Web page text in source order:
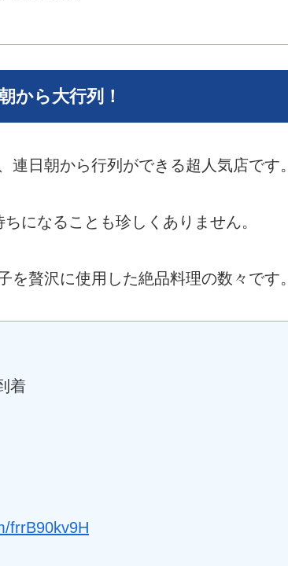
から大行列！
日朝から行列ができる超人気店です。
になることも珍しくありません。
贅沢に使用した絶品料理の数々です。
着
frrB90kv9H